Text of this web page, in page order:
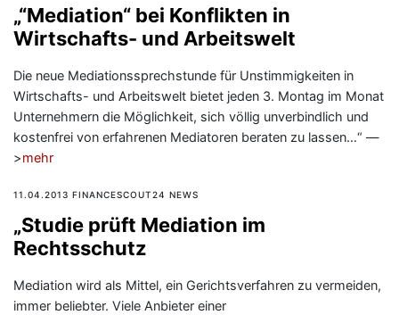
„“Mediation“ bei Konflikten in
Wirtschafts- und Arbeitswelt
Die neue Mediationssprechstunde für Unstimmigkeiten in
Wirtschafts- und Arbeitswelt bietet jeden 3. Montag im Monat
Unternehmern die Möglichkeit, sich völlig unverbindlich und
kostenfrei von erfahrenen Mediatoren beraten zu lassen…“ —
>mehr
11.04.2013 FINANCESCOUT24 NEWS
„Studie prüft Mediation im
Rechtsschutz
Mediation wird als Mittel, ein Gerichtsverfahren zu vermeiden,
immer beliebter. Viele Anbieter einer